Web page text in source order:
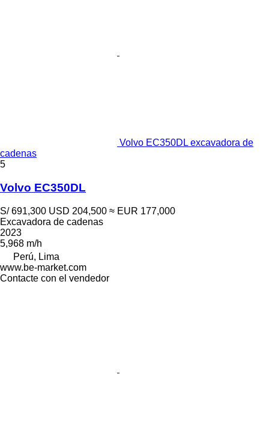
Volvo EC350DL excavadora de
cadenas
5
Volvo EC350DL
S/ 691,300 USD 204,500 ≈ EUR 177,000
Excavadora de cadenas
2023
5,968 m/h
Perú, Lima
www.be-market.com
Contacte con el vendedor